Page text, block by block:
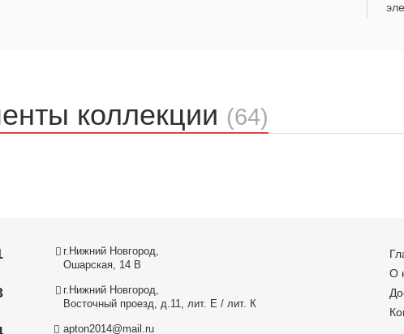
коллекции (64)
г.Нижний Новгород,
Ошарская, 14 В
г.Нижний Новгород,
Восточный проезд, д.11, лит. Е / лит. К
apton2014@mail.ru
О